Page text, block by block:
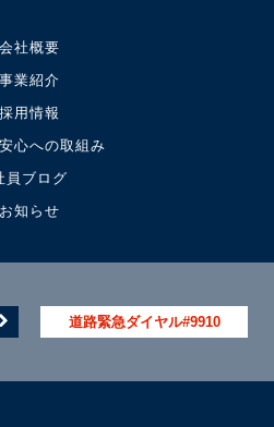
会社概要
事業紹介
採用情報
心への取組み
員ブログ
お知らせ
道路緊急ダイヤル#9910